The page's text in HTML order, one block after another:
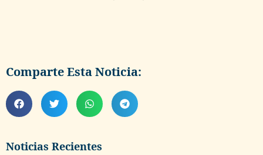
Noticias Recientes
Comparte Esta Noticia: